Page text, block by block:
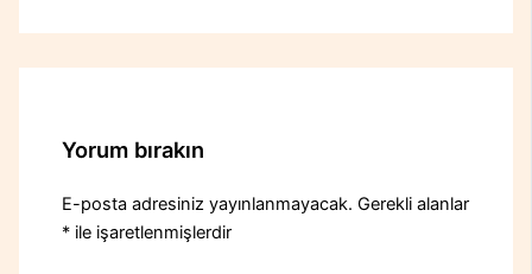
Yorum bırakın
E-posta adresiniz yayınlanmayacak. Gerekli alanlar
* ile işaretlenmişlerdir